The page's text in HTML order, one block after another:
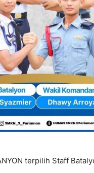
terpilih Staff